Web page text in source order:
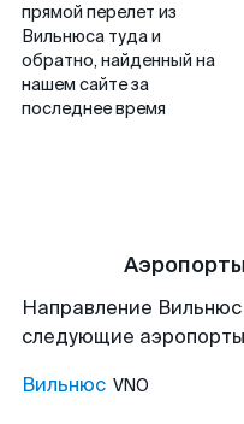
прямой перелет из
Вильнюса туда и
обратно, найденный на
нашем сайте за
последнее время
Направление
следующие аэропорты
Вильнюс VNO